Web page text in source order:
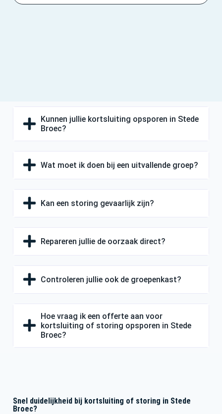
Kunnen jullie kortsluiting opsporen in Stede
Broec?
Wat moet ik doen bij een uitvallende groep?
Kan een storing gevaarlijk zijn?
Repareren jullie de oorzaak direct?
Controleren jullie ook de groepenkast?
Hoe vraag ik een offerte aan voor
kortsluiting of storing opsporen in Stede
Broec?
Snel duidelijkheid bij kortsluiting of storing in Stede
Broec?